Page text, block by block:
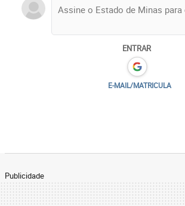
ENTRAR
E-MAIL/MATRICULA
Publicidade